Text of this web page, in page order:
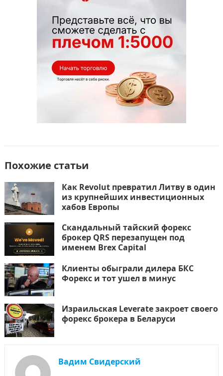
и
т
ь
Похожие статьи
Как Revolut превратил Литву в один
из крупнейших инвестиционных
хабов Европы
Скандальный тайский форекс
брокер QRS перезапущен под
именем Brex Capital
Клиенты обыграли дилера БКС
Форекс и тот ушел в минус
Израильская Leverate закроет своего
форекс брокера в Беларуси
Вадим Свидерский